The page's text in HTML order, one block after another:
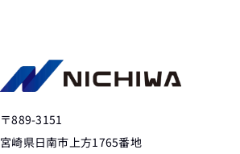
〒889-3151
宮崎県日南市上方1765番地